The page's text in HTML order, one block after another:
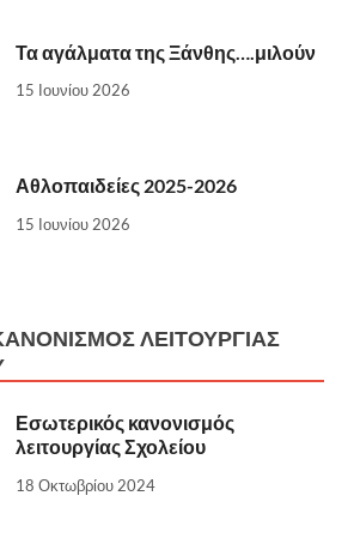
Τα αγάλματα της Ξάνθης….μιλούν
15 Ιουνίου 2026
Αθλοπαιδείες 2025-2026
15 Ιουνίου 2026
ΛΕΙΤΟΥΡΓΊΑΣ
Εσωτερικός κανονισμός
λειτουργίας Σχολείου
18 Οκτωβρίου 2024